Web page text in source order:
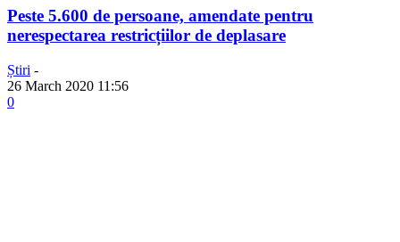
Peste 5.600 de persoane, amendate pentru
nerespectarea restricțiilor de deplasare
Știri -
26 March 2020 11:56
0